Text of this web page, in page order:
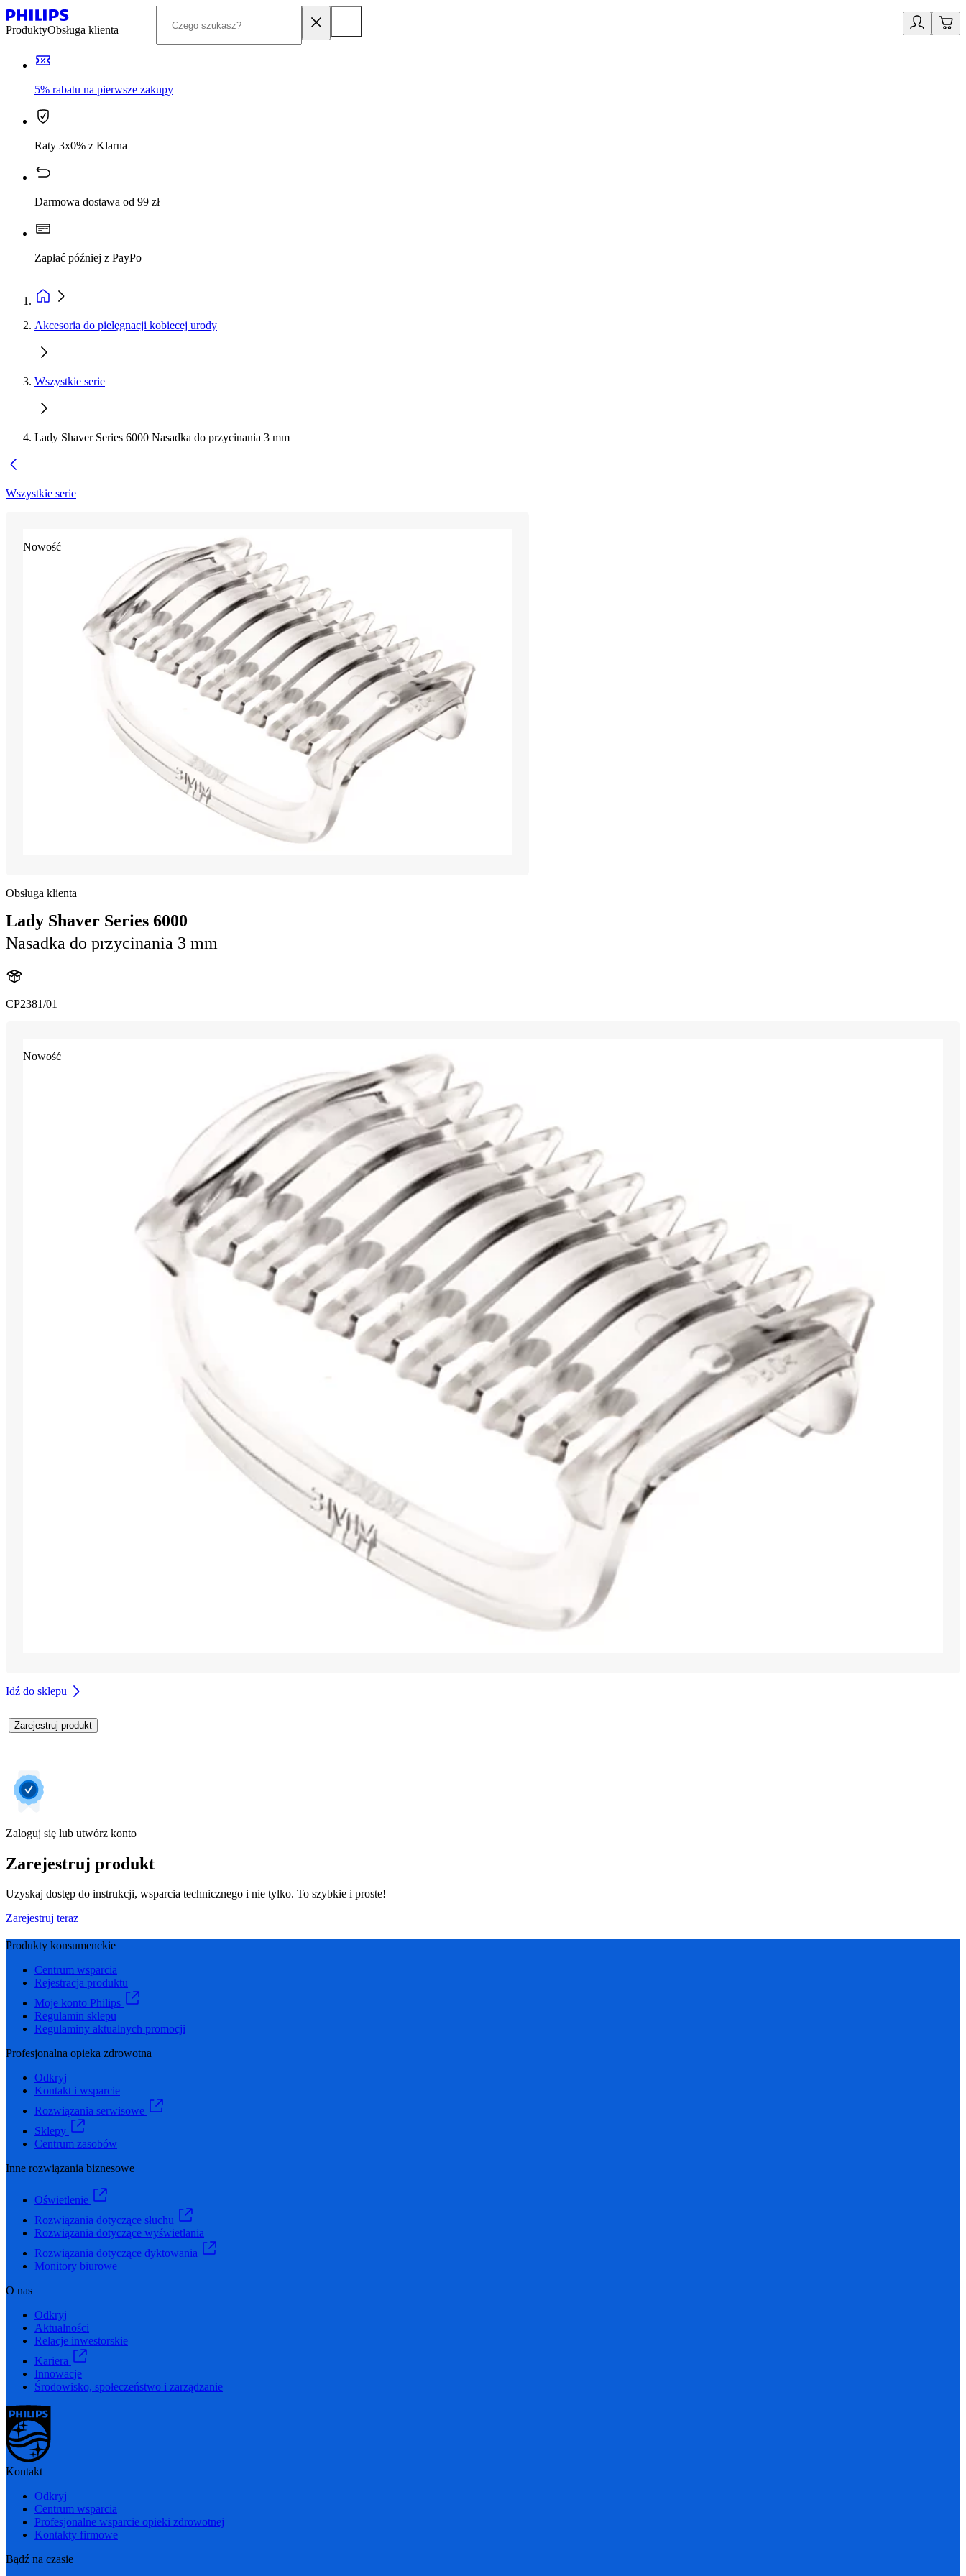
ProduktyObsługa klienta
5% rabatu na pierwsze zakupy
Raty 3x0% z Klarna
Darmowa dostawa od 99 zł
Zapłać później z PayPo
Akcesoria do pielęgnacji kobiecej urody
Wszystkie serie
Lady Shaver Series 6000 Nasadka do przycinania 3 mm
Wszystkie serie
Nowość
Obsługa klienta
Lady Shaver Series 6000
Nasadka do przycinania 3 mm
CP2381/01
Nowość
Idź do sklepu
Zarejestruj produkt
Zaloguj się lub utwórz konto
Zarejestruj produkt
Uzyskaj dostęp do instrukcji, wsparcia technicznego i nie tylko. To szybkie i proste!
Zarejestruj teraz
Produkty konsumenckie
Centrum wsparcia
Rejestracja produktu
Moje konto Philips
Regulamin sklepu
Regulaminy aktualnych promocji
Profesjonalna opieka zdrowotna
Odkryj
Kontakt i wsparcie
Rozwiązania serwisowe
Sklepy
Centrum zasobów
Inne rozwiązania biznesowe
Oświetlenie
Rozwiązania dotyczące słuchu
Rozwiązania dotyczące wyświetlania
Rozwiązania dotyczące dyktowania
Monitory biurowe
O nas
Odkryj
Aktualności
Relacje inwestorskie
Kariera
Innowacje
Środowisko, społeczeństwo i zarządzanie
Kontakt
Odkryj
Centrum wsparcia
Profesjonalne wsparcie opieki zdrowotnej
Kontakty firmowe
Bądź na czasie